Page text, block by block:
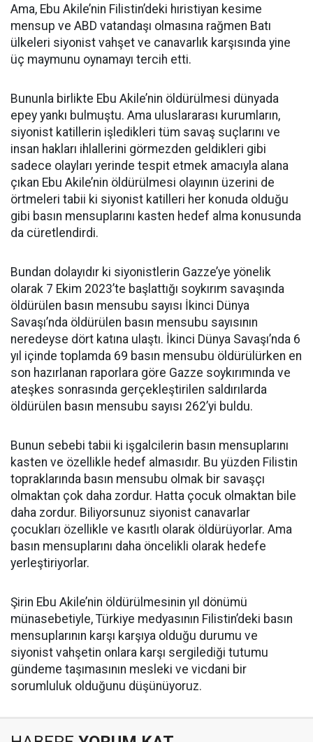
Ama, Ebu Akile’nin Filistin’deki hıristiyan kesime
mensup ve ABD vatandaşı olmasına rağmen Batı
ülkeleri siyonist vahşet ve canavarlık karşısında yine
üç maymunu oynamayı tercih etti.
Bununla birlikte Ebu Akile’nin öldürülmesi dünyada
epey yankı bulmuştu. Ama uluslararası kurumların,
siyonist katillerin işledikleri tüm savaş suçlarını ve
insan hakları ihlallerini görmezden geldikleri gibi
sadece olayları yerinde tespit etmek amacıyla alana
çıkan Ebu Akile’nin öldürülmesi olayının üzerini de
örtmeleri tabii ki siyonist katilleri her konuda olduğu
gibi basın mensuplarını kasten hedef alma konusunda
da cüretlendirdi.
Bundan dolayıdır ki siyonistlerin Gazze’ye yönelik
olarak 7 Ekim 2023’te başlattığı soykırım savaşında
öldürülen basın mensubu sayısı İkinci Dünya
Savaşı’nda öldürülen basın mensubu sayısının
neredeyse dört katına ulaştı. İkinci Dünya Savaşı’nda 6
yıl içinde toplamda 69 basın mensubu öldürülürken en
son hazırlanan raporlara göre Gazze soykırımında ve
ateşkes sonrasında gerçekleştirilen saldırılarda
öldürülen basın mensubu sayısı 262’yi buldu.
Bunun sebebi tabii ki işgalcilerin basın mensuplarını
kasten ve özellikle hedef almasıdır. Bu yüzden Filistin
topraklarında basın mensubu olmak bir savaşçı
olmaktan çok daha zordur. Hatta çocuk olmaktan bile
daha zordur. Biliyorsunuz siyonist canavarlar
çocukları özellikle ve kasıtlı olarak öldürüyorlar. Ama
basın mensuplarını daha öncelikli olarak hedefe
yerleştiriyorlar.
Şirin Ebu Akile’nin öldürülmesinin yıl dönümü
münasebetiyle, Türkiye medyasının Filistin’deki basın
mensuplarının karşı karşıya olduğu durumu ve
siyonist vahşetin onlara karşı sergilediği tutumu
gündeme taşımasının mesleki ve vicdani bir
sorumluluk olduğunu düşünüyoruz.